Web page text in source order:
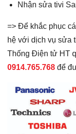
Nhận sửa tivi
=> Để khắc phục
hệ với dịch vụ sửa
Thống Điện tử HT
0914.765.768 để